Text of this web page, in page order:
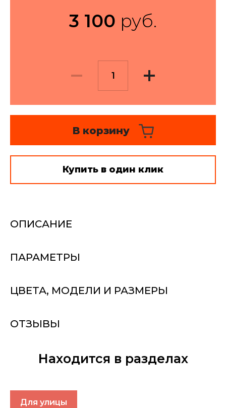
тканями, текстильными
изделиями и декором
Монтаж карнизов и
развес - цены
отпаривание
3 100 руб.
В корзину
Купить в один клик
ОПИСАНИЕ
ПАРАМЕТРЫ
ЦВЕТА, МОДЕЛИ И РАЗМЕРЫ
ОТЗЫВЫ
Находится в разделах
Для улицы